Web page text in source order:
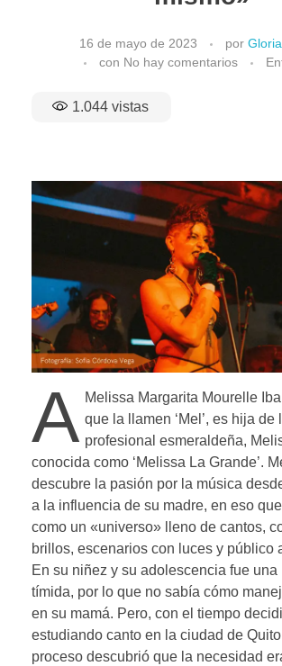
16 de mayo de 2023 por
con No hay comentarios
1.044 vistas
A Melissa Margarita Mourelle
que la llamen ‘Mel’, es hija de
profesional esmeraldeña,
conocida como ‘Melissa La Grande’.
descubre la pasión por la música
a la influencia de su madre, en eso
como un «universo» lleno de cantos,
brillos, escenarios con luces y público
En su niñez y su adolescencia fue una
tímida, por lo que no sabía cómo
en su mamá. Pero, con el tiempo
estudiando canto en la ciudad de
proceso descubrió que la necesidad